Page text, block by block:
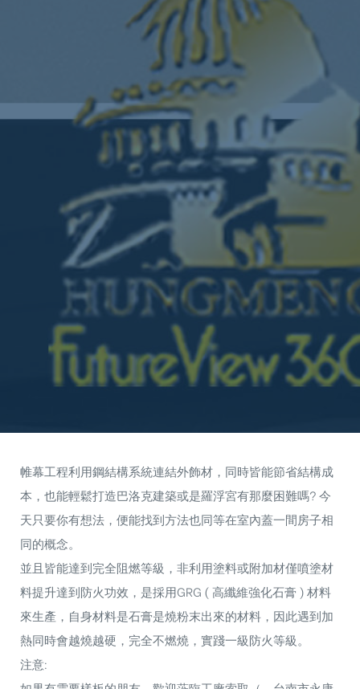
帷幕工程利用鋼結構系統連結外飾材，同時皆能節省結構成
本，也能輕鬆打造巴洛克建築或是羅浮宮有那麼困難嗎? 今
天只要你有想法，便能找到方法也同等在室內蓋一間房子相
同的概念。
並且皆能達到完全阻燃等級，非利用塗料或附加材僅噴塗材
料提升達到防火功效，是採用GRG ( 高纖維強化石膏 ) 材料
來生產，自身材料是石膏是燒粉末出來的材料，因此遇到加
熱同時會越燒越硬，完全不燃燒，實踐一級防火等級。
注意: